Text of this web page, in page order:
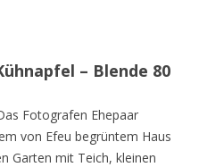
– Blende 80
Fotografen Ehepaar
von Efeu begrüntem Haus
Garten mit Teich, kleinen